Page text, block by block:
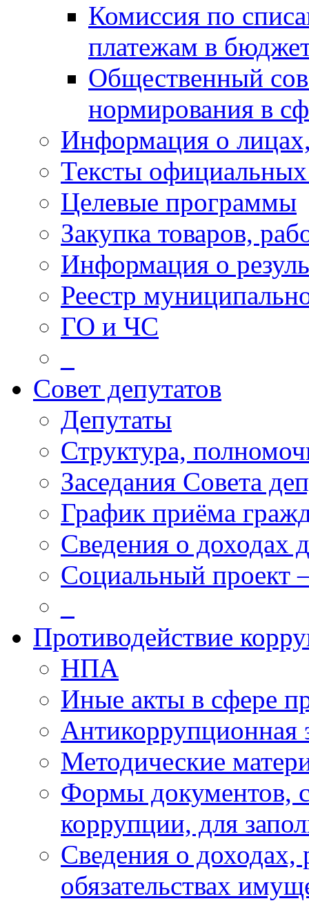
Комиссия по
платежам в
Общественный
нормирования в
Информация о
Тексты
Целевые программы
Закупка товаров,
Информация о
Реестр
ГО и ЧС
Совет депутатов
Депутаты
Структура,
Заседания Совета
График приёма
Сведения о доходах
Социальный проект
Противодействие
НПА
Иные акты в сфере
Антикоррупционная
Методические
Формы документов,
коррупции, для
Сведения о доходах,
обязательствах